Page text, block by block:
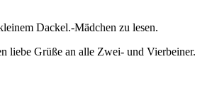
Dackel.-Mädchen zu lesen.
liebe Grüße an alle Zwei- und Vierbeiner.